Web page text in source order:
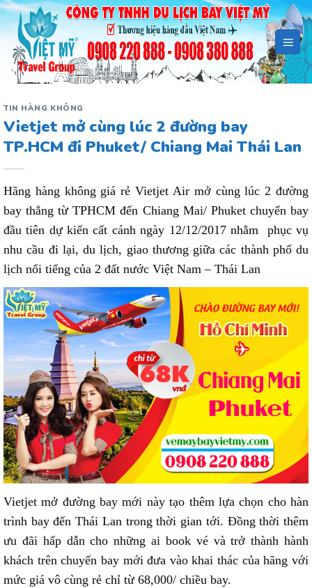
Bỏ
qua
dung
TIN HÀNG KHÔNG
Vietjet mở cùng lúc 2 đường bay
TP.HCM đi Phuket/ Chiang Mai Thái Lan
Hãng hàng không giá rẻ Vietjet Air mở cùng lúc 2 đường
bay thẳng từ TPHCM đến Chiang Mai/ Phuket chuyến bay
đầu tiên dự kiến cất cánh ngày 12/12/2017 nhằm phục vụ
nhu cầu đi lại, du lịch, giao thương giữa các thành phố du
lịch nổi tiếng của 2 đất nước Việt Nam – Thái Lan
Vietjet mở đường bay mới này tạo thêm lựa chọn cho hàn
trình bay đến Thái Lan trong thời gian tới. Đồng thời thêm
ưu đãi hấp dẫn cho những ai book vé và trở thành hành
khách trên chuyến bay mới đưa vào khai thác của hãng với
mức giá vô cùng rẻ chỉ từ 68,000/ chiều bay.